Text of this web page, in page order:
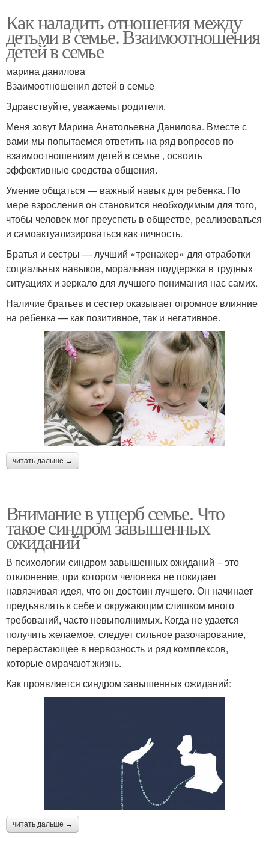
Как наладить отношения между
детьми в семье. Взаимоотношения
детей в семье
марина данилова
Взаимоотношения детей в семье
Здравствуйте, уважаемы родители.
Меня зовут Марина Анатольевна Данилова. Вместе с
вами мы попытаемся ответить на ряд вопросов по
взаимоотношениям детей в семье , освоить
эффективные средства общения.
Умение общаться — важный навык для ребенка. По
мере взросления он становится необходимым для того,
чтобы человек мог преуспеть в обществе, реализоваться
и самоактуализироваться как личность.
Братья и сестры — лучший «тренажер» для отработки
социальных навыков, моральная поддержка в трудных
ситуациях и зеркало для лучшего понимания нас самих.
Наличие братьев и сестер оказывает огромное влияние
на ребенка — как позитивное, так и негативное.
читать дальше →
Внимание в ущерб семье. Что
такое синдром завышенных
ожиданий
В психологии синдром завышенных ожиданий – это
отклонение, при котором человека не покидает
навязчивая идея, что он достоин лучшего. Он начинает
предъявлять к себе и окружающим слишком много
требований, часто невыполнимых. Когда не удается
получить желаемое, следует сильное разочарование,
перерастающее в нервозность и ряд комплексов,
которые омрачают жизнь.
Как проявляется синдром завышенных ожиданий:
читать дальше →